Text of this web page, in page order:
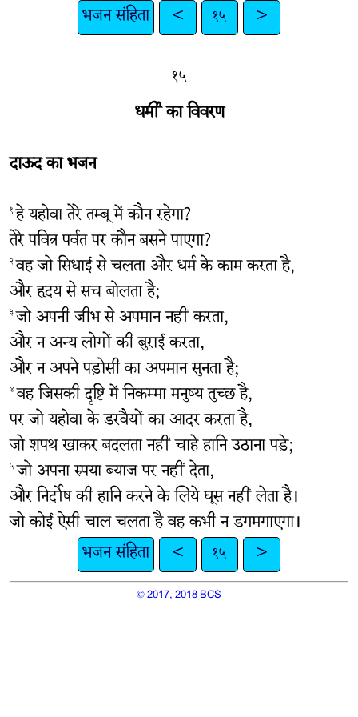
भजन संहिता < १५ >
१५
धर्मी का विवरण
दाऊद का भजन
१हे यहोवा तेरे तम्बू में कौन रहेगा?
तेरे पवित्र पर्वत पर कौन बसने पाएगा?
२वह जो सिधाई से चलता और धर्म के काम करता है,
और हृदय से सच बोलता है;
३जो अपनी जीभ से अपमान नहीं करता,
और न अन्य लोगों की बुराई करता,
और न अपने पड़ोसी का अपमान सुनता है;
४वह जिसकी दृष्टि में निकम्मा मनुष्य तुच्छ है,
पर जो यहोवा के डरवैयों का आदर करता है,
जो शपथ खाकर बदलता नहीं चाहे हानि उठाना पड़े;
५जो अपना रुपया ब्याज पर नहीं देता,
और निर्दोष की हानि करने के लिये घूस नहीं लेता है।
जो कोई ऐसी चाल चलता है वह कभी न डगमगाएगा।
भजन संहिता
< १५ >
© 2017, 2018 BCS